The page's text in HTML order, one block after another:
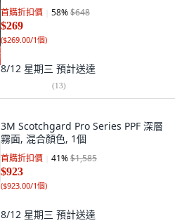
首購折扣價 58%$648
$269
($269.00/1個)
8/12 星期三 預計送達
(13)
3M Scotchgard Pro Series PPF 深層
霧面, 混合顏色, 1個
首購折扣價 41%$1,585
$923
($923.00/1個)
8/12 星期三 預計送達